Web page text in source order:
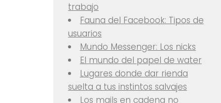
trabajo
Fauna del Facebook: Tipos de
usuarios
Mundo Messenger: Los nicks
El mundo del papel de water
Lugares donde dar rienda
suelta a tus instintos salvajes
Los mails en cadena no